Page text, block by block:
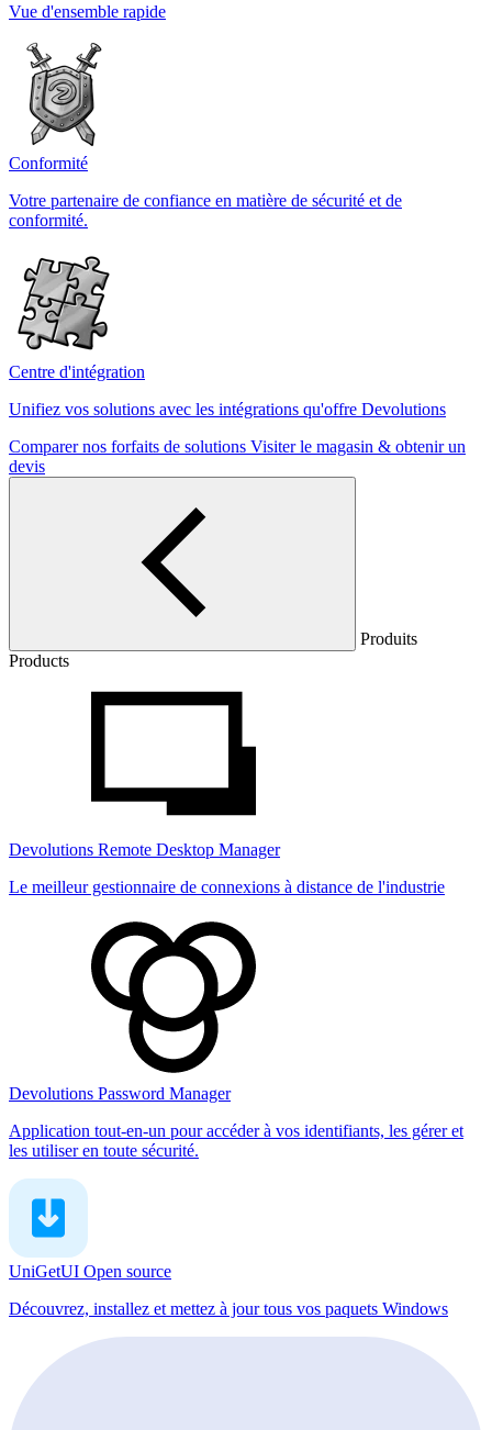
Vue d'ensemble rapide
Conformité
Votre partenaire de confiance en matière de sécurité et de
conformité.
Centre d'intégration
Unifiez vos solutions avec les intégrations qu'offre Devolutions
Comparer nos forfaits de solutions Visiter le magasin & obtenir un
devis
Produits
Products
Devolutions Remote Desktop Manager
Le meilleur gestionnaire de connexions à distance de l'industrie
Devolutions Password Manager
Application tout-en-un pour accéder à vos identifiants, les gérer et
les utiliser en toute sécurité.
UniGetUI Open source
Découvrez, installez et mettez à jour tous vos paquets Windows